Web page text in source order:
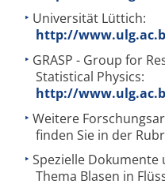
Universität Lüttich:
http://
GRASP - Group for
Statistical Physics:
http://
Weitere
finden Sie in der
Spezielle
Thema Blasen in